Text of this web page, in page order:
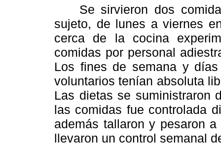
Se sirvieron dos
sujeto, de lunes a viernes
cerca de la cocina
comidas por personal
Los fines de semana y
voluntarios tenían absoluta
Las dietas se suministraron
las comidas fue controlada
además tallaron y pesaron
llevaron un control semanal